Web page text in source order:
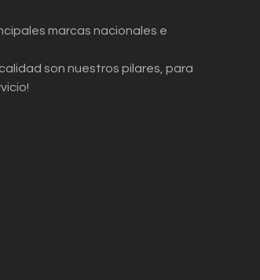
marcas nacionales e
son nuestros pilares, para